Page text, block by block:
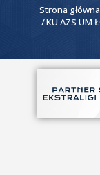
Strona główna
KU AZS UM
I liga